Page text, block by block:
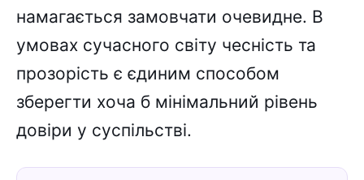
намагається замовчати очевидне. В
умовах сучасного світу чесність та
прозорість є єдиним способом
зберегти хоча б мінімальний рівень
довіри у суспільстві.